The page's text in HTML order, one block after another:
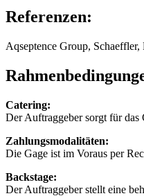
Referenzen:
Aqseptence Group,
Catering:
Der Auftraggeber sorgt für
Zahlungsmodalitäten:
Die Gage ist im Voraus per
Backstage:
Der Auftraggeber stellt eine